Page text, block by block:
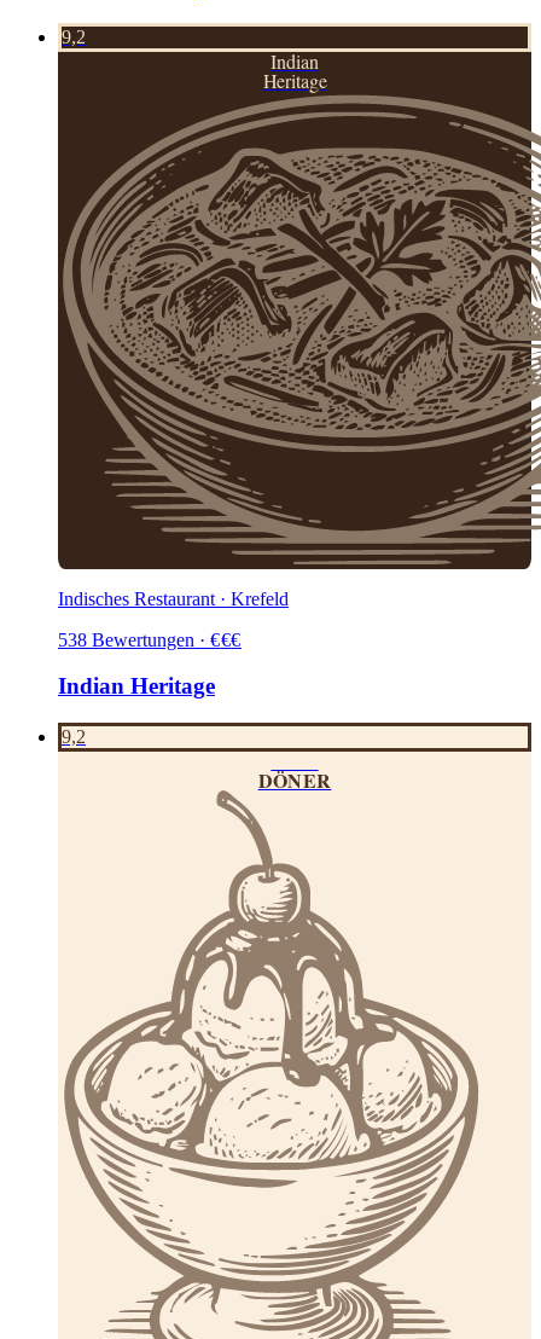
9,2
Indian
Heritage
Indisches Restaurant · Krefeld
538 Bewertungen · €€€
Indian Heritage
9,2
SIDE
DÖNER